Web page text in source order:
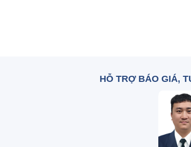
HỖ TRỢ BÁO GIÁ,